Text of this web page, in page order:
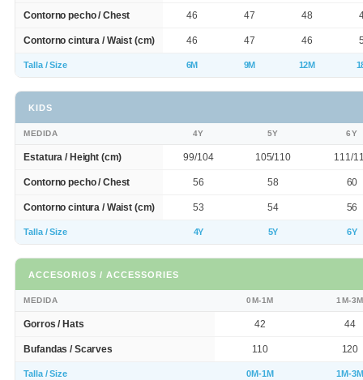
Contorno pecho / Chest 46 47 48
Contorno cintura / Waist (cm) 46 47 46
Talla / Size 6M 9M 12M
KIDS
MEDIDA 4Y 5Y 6Y
Estatura / Height (cm) 99/104 105/110 111/
Contorno pecho / Chest 56 58 60
Contorno cintura / Waist (cm) 53 54 56
Talla / Size 4Y 5Y 6Y
ACCESORIOS / ACCESSORIES
MEDIDA 0M-1M 1M-3M
Gorros / Hats 42 44
Bufandas / Scarves 110 120
Talla / Size 0M-1M 1M-3M